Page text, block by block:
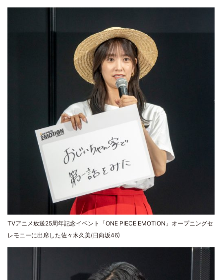
TVアニメ放送25周年記念イベント「ONE PIECE EMOTION」オープニングセ
レモニーに出席した佐々木久美(日向坂46)